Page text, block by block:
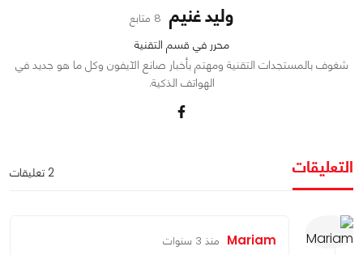
وليد غنيم 8 متابع
محرر في قسم التقنية
شغوف بالمستجدات التقنية ومهتم بأخبار صانع الآيفون وكل ما هو جديد في
الهواتف الذكية.
التعليقات 2 تعليقات
Mariam منذ 3 سنوات